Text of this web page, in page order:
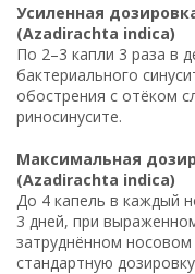
Усиленная
(Azadirachta indica)
По 2–3 капли 3 раза в
бактериального
обострения с отёком
риносинусите.
Максимальная
(Azadirachta indica)
До 4 капель в каждый
3 дней, при
затруднённом
стандартную